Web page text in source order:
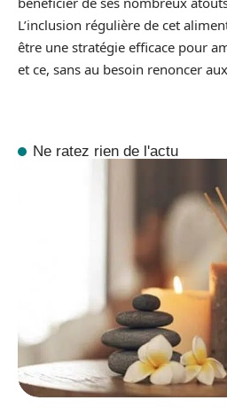
L’inclusion régulière de cet
être une stratégie efficace pour
et ce, sans au besoin renoncer
Ne ratez rien de l'actu